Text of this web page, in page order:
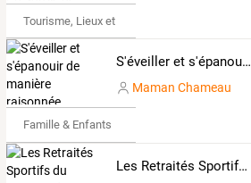
Tourisme, Lieux et Événements
S'éveiller et s'épanouir de manière raisonnée
Maman Chameau
Famille & Enfants
Les Retraités Sportifs du Buisson de Cadouin